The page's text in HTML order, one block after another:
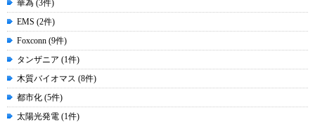
華為 (3件)
EMS (2件)
Foxconn (9件)
タンザニア (1件)
木質バイオマス (8件)
都市化 (5件)
太陽光発電 (1件)